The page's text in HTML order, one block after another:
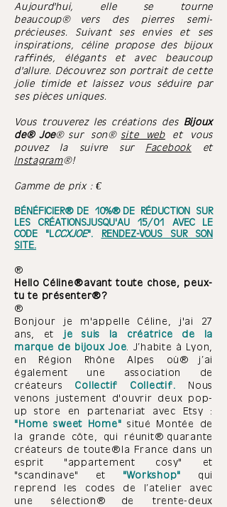
Aujourd'hui, elle se tourne
beaucoupvers des pierres semi-
précieuses. Suivant ses envies et ses
inspirations, céline propose des bijoux
raffinés, élégants et avec beaucoup
d'allure. Découvrez son portrait de cette
jolie timide et laissez vous séduire par
ses pièces uniques.
Vous trouverez les créations des Bijoux
de Joesur son site webet vous
pouvez la suivre sur Facebooket
Instagram!
Gamme de prix : €
BÉNÉFICIER DE 10% DE RÉDUCTION SUR
LES CRÉATIONSJUSQU'AU 15/01 AVEC LE
CODE "LCCXJOE". RENDEZ-VOUS SUR SON
SITE.
Hello Céline avant toute chose, peux-
tu te présenter ?
Bonjour je m'appelle Céline, j'ai 27
ans, et
je suis la créatrice de la
marque de bijoux Joe . J’habite à Lyon,
en Région Rhône Alpes où j’ai
également une association de
créateursCollectif Collectif. Nous
venons justement d'ouvrir deux pop-
up store en partenariat avec Etsy :
"Home sweet Home" situé Montée de
la grande côte, qui réunit quarante
créateurs de toute la France dans un
esprit "appartement cosy" et
"scandinave" et "Workshop" qui
reprend les codes de l’atelier avec
une sélectionde trente-deux